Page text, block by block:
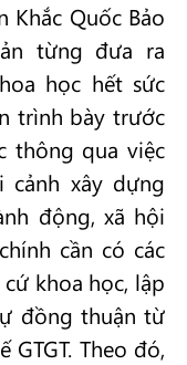
Khắc Quốc Bảo
từng đưa ra
học hết sức
trình bày trước
thông qua việc
xây dựng
động, xã hội
cần có các
khoa học, lập
đồng thuận từ
Theo đó,